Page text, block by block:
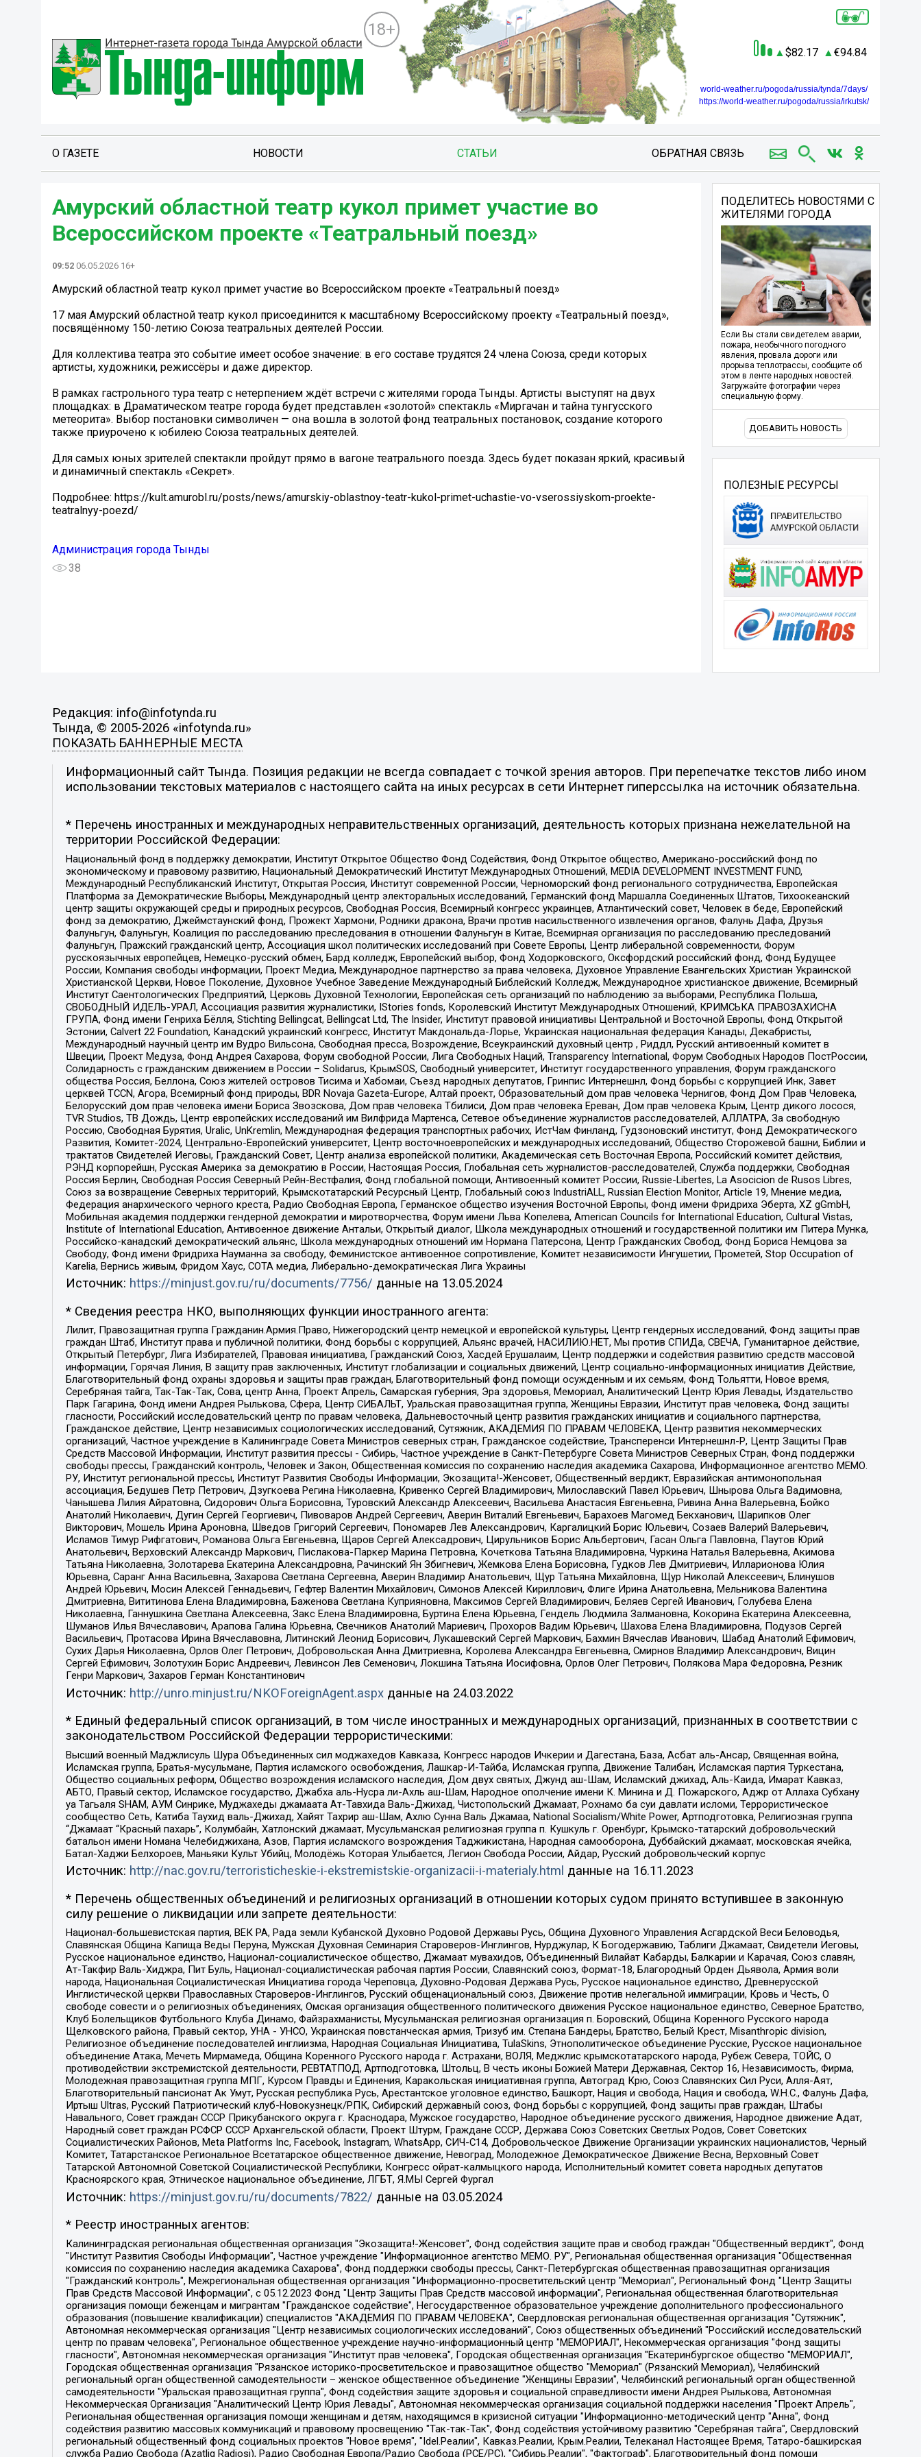
18+
82.17 94.84
world-weather.ru/pogoda/russia/tynda/7days/
https://world-weather.ru/pogoda/russia/irkutsk/
О ГАЗЕТЕ НОВОСТИ СТАТЬИ ОБРАТНАЯ СВЯЗЬ
Амурский областной театр кукол примет участие во
Всероссийском проекте «Театральный поезд»
09:52 06.05.2026 16+
Амурский областной театр кукол примет участие во Всероссийском проекте «Театральный поезд»
17 мая Амурский областной театр кукол присоединится к масштабному Всероссийскому проекту «Театральный поезд»,
посвящённому 150-летию Союза театральных деятелей России.
Для коллектива театра это событие имеет особое значение: в его составе трудятся 24 члена Союза, среди которых
артисты, художники, режиссёры и даже директор.
В рамках гастрольного тура театр с нетерпением ждёт встречи с жителями города Тынды. Артисты выступят на двух
площадках: в Драматическом театре города будет представлен «золотой» спектакль «Миргачан и тайна тунгусского
метеорита». Выбор постановки символичен — она вошла в золотой фонд театральных постановок, создание которого
также приурочено к юбилею Союза театральных деятелей.
Для самых юных зрителей спектакли пройдут прямо в вагоне театрального поезда. Здесь будет показан яркий, красивый
и динамичный спектакль «Секрет».
Подробнее: https://kult.amurobl.ru/posts/news/amurskiy-oblastnoy-teatr-kukol-primet-uchastie-vo-vserossiyskom-proekte-
teatralnyy-poezd/
Администрация города Тынды
38
ПОДЕЛИТЕСЬ НОВОСТЯМИ С
ЖИТЕЛЯМИ ГОРОДА
Если Вы стали свидетелем аварии,
пожара, необычного погодного
явления, провала дороги или
прорыва теплотрассы, сообщите об
этом в ленте народных новостей.
Загружайте фотографии через
специальную форму.
ДОБАВИТЬ НОВОСТЬ
ПОЛЕЗНЫЕ РЕСУРСЫ
Редакция: info@infotynda.ru
Тында, © 2005-2026 «infotynda.ru»
ПОКАЗАТЬ БАННЕРНЫЕ МЕСТА
Информационный сайт Тында. Позиция редакции не всегда совпадает с точкой зрения авторов. При перепечатке текстов либо ином
использовании текстовых материалов с настоящего сайта на иных ресурсах в сети Интернет гиперссылка на источник обязательна.
* Перечень иностранных и международных неправительственных организаций, деятельность которых признана нежелательной на
территории Российской Федерации:
Национальный фонд в поддержку демократии, Институт Открытое Общество Фонд Содействия, Фонд Открытое общество, Американо-российский фонд по
экономическому и правовому развитию, Национальный Демократический Институт Международных Отношений, MEDIA DEVELOPMENT INVESTMENT FUND,
Международный Республиканский Институт, Открытая Россия, Институт современной России, Черноморский фонд регионального сотрудничества, Европейская
Платформа за Демократические Выборы, Международный центр электоральных исследований, Германский фонд Маршалла Соединенных Штатов, Тихоокеанский
центр защиты окружающей среды и природных ресурсов, Свободная Россия, Всемирный конгресс украинцев, Атлантический совет, Человек в беде, Европейский
фонд за демократию, Джеймстаунский фонд, Прожект Хармони, Родники дракона, Врачи против насильственного извлечения органов, Фалунь Дафа, Друзья
Фалуньгун, Фалуньгун, Коалиция по расследованию преследования в отношении Фалуньгун в Китае, Всемирная организация по расследованию преследований
Фалуньгун, Пражский гражданский центр, Ассоциация школ политических исследований при Совете Европы, Центр либеральной современности, Форум
русскоязычных европейцев, Немецко-русский обмен, Бард колледж, Европейский выбор, Фонд Ходорковского, Оксфордский российский фонд, Фонд Будущее
России, Компания свободы информации, Проект Медиа, Международное партнерство за права человека, Духовное Управление Евангельских Христиан Украинской
Христианской Церкви, Новое Поколение, Духовное Учебное Заведение Международный Библейский Колледж, Международное христианское движение, Всемирный
Институт Саентологических Предприятий, Церковь Духовной Технологии, Европейская сеть организаций по наблюдению за выборами, Республика Польша,
СВОБОДНЫЙ ИДЕЛЬ-УРАЛ, Ассоциация развития журналистики, IStories fonds, Королевский Институт Международных Отношений, КРИМСЬКА ПРАВОЗАХИСНА
ГРУПА, Фонд имени Генриха Бёлля, Stichting Bellingcat, Bellingcat Ltd, The Insider, Институт правовой инициативы Центральной и Восточной Европы, Фонд Открытой
Эстонии, Calvert 22 Foundation, Канадский украинский конгресс, Институт Макдональда-Лорье, Украинская национальная федерация Канады, Декабристы,
Международный научный центр им Вудро Вильсона, Свободная пресса, Возрождение, Всеукраинский духовный центр , Риддл, Русский антивоенный комитет в
Швеции, Проект Медуза, Фонд Андрея Сахарова, Форум свободной России, Лига Свободных Наций, Transparеncy International, Форум Свободных Народов ПостРоссии,
Солидарность с гражданским движением в России – Solidarus, КрымSOS, Свободный университет, Институт государственного управления, Форум гражданского
общества Россия, Беллона, Союз жителей островов Тисима и Хабомаи, Съезд народных депутатов, Гринпис Интернешнл, Фонд борьбы с коррупцией Инк, Завет
церквей TCCN, Агора, Всемирный фонд природы, BDR Novaja Gazeta-Europe, Алтай проект, Образовательный дом прав человека Чернигов, Фонд Дом Прав Человека,
Белорусский дом прав человека имени Бориса Звозскова, Дом прав человека Тбилиси, Дом прав человека Ереван, Дом прав человека Крым, Центр дикого лосося,
TVR Studios, ТВ Дождь, Центр европейских исследований им Вилфрида Мартенса, Сетевое объединение журналистов расследователей, АЛЛАТРА, За свободную
Россию, Свободная Бурятия, Uralic, UnKremlin, Международная федерация транспортных рабочих, ИстЧам Финланд, Гудзоновский институт, Фонд Демократического
Развития, Комитет-2024, Центрально-Европейский университет, Центр восточноевропейских и международных исследований, Общество Сторожевой башни, Библии и
трактатов Свидетелей Иеговы, Гражданский Совет, Центр анализа европейской политики, Академическая сеть Восточная Европа, Российский комитет действия,
РЭНД корпорейшн, Русская Америка за демократию в России, Настоящая Россия, Глобальная сеть журналистов-расследователей, Служба поддержки, Свободная
Россия Берлин, Свободная Россия Северный Рейн-Вестфалия, Фонд глобальной помощи, Антивоенный комитет России, Russie-Libertes, La Asocicion de Rusos Libres,
Союз за возвращение Северных территорий, Крымскотатарский Ресурсный Центр, Глобальный союз IndustriALL, Russian Election Monitor, Article 19, Мнение медиа,
Федерация анархического черного креста, Радио Свободная Европа, Германское общество изучения Восточной Европы, Фонд имени Фридриха Эберта, XZ gGmbH,
Мобильная академия поддержки гендерной демократии и миротворчества, Форум имени Льва Копелева, American Councils for International Education, Cultural Vistas,
Institute of International Education, Антивоенное движение Антальи, Открытый диалог, Школа международных отношений и государственной политики им Питера Мунка,
Российско-канадский демократический альянс, Школа международных отношений им Нормана Патерсона, Центр Гражданских Свобод, Фонд Бориса Немцова за
Свободу, Фонд имени Фридриха Науманна за свободу, Феминистское антивоенное сопротивление, Комитет независимости Ингушетии, Прометей, Stop Occupation of
Karelia, Вернись живым, Фридом Хаус, СОТА медиа, Либерально-демократическая Лига Украины
Источник: https://minjust.gov.ru/ru/documents/7756/ данные на 13.05.2024
* Сведения реестра НКО, выполняющих функции иностранного агента:
Лилит, Правозащитная группа Гражданин.Армия.Право, Нижегородский центр немецкой и европейской культуры, Центр гендерных исследований, Фонд защиты прав
граждан Штаб, Институт права и публичной политики, Фонд борьбы с коррупцией, Альянс врачей, НАСИЛИЮ.НЕТ, Мы против СПИДа, СВЕЧА, Гуманитарное действие,
Открытый Петербург, Лига Избирателей, Правовая инициатива, Гражданский Союз, Хасдей Ерушалаим, Центр поддержки и содействия развитию средств массовой
информации, Горячая Линия, В защиту прав заключенных, Институт глобализации и социальных движений, Центр социально-информационных инициатив Действие,
Благотворительный фонд охраны здоровья и защиты прав граждан, Благотворительный фонд помощи осужденным и их семьям, Фонд Тольятти, Новое время,
Серебряная тайга, Так-Так-Так, Сова, центр Анна, Проект Апрель, Самарская губерния, Эра здоровья, Мемориал, Аналитический Центр Юрия Левады, Издательство
Парк Гагарина, Фонд имени Андрея Рылькова, Сфера, Центр СИБАЛЬТ, Уральская правозащитная группа, Женщины Евразии, Институт прав человека, Фонд защиты
гласности, Российский исследовательский центр по правам человека, Дальневосточный центр развития гражданских инициатив и социального партнерства,
Гражданское действие, Центр независимых социологических исследований, Сутяжник, АКАДЕМИЯ ПО ПРАВАМ ЧЕЛОВЕКА, Центр развития некоммерческих
организаций, Частное учреждение в Калининграде Совета Министров северных стран, Гражданское содействие, Трансперенси Интернешнл-Р, Центр Защиты Прав
Средств Массовой Информации, Институт развития прессы - Сибирь, Частное учреждение в Санкт-Петербурге Совета Министров Северных Стран, Фонд поддержки
свободы прессы, Гражданский контроль, Человек и Закон, Общественная комиссия по сохранению наследия академика Сахарова, Информационное агентство МЕМО.
РУ, Институт региональной прессы, Институт Развития Свободы Информации, Экозащита!-Женсовет, Общественный вердикт, Евразийская антимонопольная
ассоциация, Бедушев Петр Петрович, Дзугкоева Регина Николаевна, Кривенко Сергей Владимирович, Милославский Павел Юрьевич, Шнырова Ольга Вадимовна,
Чанышева Лилия Айратовна, Сидорович Ольга Борисовна, Туровский Александр Алексеевич, Васильева Анастасия Евгеньевна, Ривина Анна Валерьевна, Бойко
Анатолий Николаевич, Дугин Сергей Георгиевич, Пивоваров Андрей Сергеевич, Аверин Виталий Евгеньевич, Барахоев Магомед Бекханович, Шарипков Олег
Викторович, Мошель Ирина Ароновна, Шведов Григорий Сергеевич, Пономарев Лев Александрович, Каргалицкий Борис Юльевич, Созаев Валерий Валерьевич,
Исламов Тимур Рифгатович, Романова Ольга Евгеньевна, Щаров Сергей Алексадрович, Цирульников Борис Альбертович, Гасан Ольга Павловна, Паутов Юрий
Анатольевич, Верховский Александр Маркович, Пислакова-Паркер Марина Петровна, Кочеткова Татьяна Владимировна, Чуркина Наталья Валерьевна, Акимова
Татьяна Николаевна, Золотарева Екатерина Александровна, Рачинский Ян Збигневич, Жемкова Елена Борисовна, Гудков Лев Дмитриевич, Илларионова Юлия
Юрьевна, Саранг Анна Васильевна, Захарова Светлана Сергеевна, Аверин Владимир Анатольевич, Щур Татьяна Михайловна, Щур Николай Алексеевич, Блинушов
Андрей Юрьевич, Мосин Алексей Геннадьевич, Гефтер Валентин Михайлович, Симонов Алексей Кириллович, Флиге Ирина Анатольевна, Мельникова Валентина
Дмитриевна, Вититинова Елена Владимировна, Баженова Светлана Куприяновна, Максимов Сергей Владимирович, Беляев Сергей Иванович, Голубева Елена
Николаевна, Ганнушкина Светлана Алексеевна, Закс Елена Владимировна, Буртина Елена Юрьевна, Гендель Людмила Залмановна, Кокорина Екатерина Алексеевна,
Шуманов Илья Вячеславович, Арапова Галина Юрьевна, Свечников Анатолий Мариевич, Прохоров Вадим Юрьевич, Шахова Елена Владимировна, Подузов Сергей
Васильевич, Протасова Ирина Вячеславовна, Литинский Леонид Борисович, Лукашевский Сергей Маркович, Бахмин Вячеслав Иванович, Шабад Анатолий Ефимович,
Сухих Дарья Николаевна, Орлов Олег Петрович, Добровольская Анна Дмитриевна, Королева Александра Евгеньевна, Смирнов Владимир Александрович, Вицин
Сергей Ефимович, Золотухин Борис Андреевич, Левинсон Лев Семенович, Локшина Татьяна Иосифовна, Орлов Олег Петрович, Полякова Мара Федоровна, Резник
Генри Маркович, Захаров Герман Константинович
Источник: http://unro.minjust.ru/NKOForeignAgent.aspxданные на 24.03.2022
* Единый федеральный список организаций, в том числе иностранных и международных организаций, признанных в соответствии с
законодательством Российской Федерации террористическими:
Высший военный Маджлисуль Шура Объединенных сил моджахедов Кавказа, Конгресс народов Ичкерии и Дагестана, База, Асбат аль-Ансар, Священная война,
Исламская группа, Братья-мусульмане, Партия исламского освобождения, Лашкар-И-Тайба, Исламская группа, Движение Талибан, Исламская партия Туркестана,
Общество социальных реформ, Общество возрождения исламского наследия, Дом двух святых, Джунд аш-Шам, Исламский джихад, Аль-Каида, Имарат Кавказ,
АБТО, Правый сектор, Исламское государство, Джабха аль-Нусра ли-Ахль аш-Шам, Народное ополчение имени К. Минина и Д. Пожарского, Аджр от Аллаха Субхану
уа Тагьаля SHAM, АУМ Синрике, Муджахеды джамаата Ат-Тавхида Валь-Джихад, Чистопольский Джамаат, Рохнамо ба суи давлати исломи, Террористическое
сообщество Сеть, Катиба Таухид валь-Джихад, Хайят Тахрир аш-Шам, Ахлю Сунна Валь Джамаа, National Socialism/White Power, Артподготовка, Религиозная группа
“Джамаат “Красный пахарь”, Колумбайн, Хатлонский джамаат, Мусульманская религиозная группа п. Кушкуль г. Оренбург, Крымско-татарский добровольческий
батальон имени Номана Челебиджихана, Азов, Партия исламского возрождения Таджикистана, Народная самооборона, Дуббайский джамаат, московская ячейка,
Батал-Хаджи Белхороев, Маньяки Культ Убийц, Молодёжь Которая Улыбается, Легион Свобода России, Айдар, Русский добровольческий корпус
Источник: http://nac.gov.ru/terroristicheskie-i-ekstremistskie-organizacii-i-materialy.html данные на 16.11.2023
* Перечень общественных объединений и религиозных организаций в отношении которых судом принято вступившее в законную
силу решение о ликвидации или запрете деятельности:
Национал-большевистская партия, ВЕК РА, Рада земли Кубанской Духовно Родовой Державы Русь, Община Духовного Управления Асгардской Веси Беловодья,
Славянская Община Капища Веды Перуна, Мужская Духовная Семинария Староверов-Инглингов, Нурджулар, К Богодержавию, Таблиги Джамаат, Свидетели Иеговы,
Русское национальное единство, Национал-социалистическое общество, Джамаат мувахидов, Объединенный Вилайат Кабарды, Балкарии и Карачая, Союз славян,
Ат-Такфир Валь-Хиджра, Пит Буль, Национал-социалистическая рабочая партия России, Славянский союз, Формат-18, Благородный Орден Дьявола, Армия воли
народа, Национальная Социалистическая Инициатива города Череповца, Духовно-Родовая Держава Русь, Русское национальное единство, Древнерусской
Инглистической церкви Православных Староверов-Инглингов, Русский общенациональный союз, Движение против нелегальной иммиграции, Кровь и Честь, О
свободе совести и о религиозных объединениях, Омская организация общественного политического движения Русское национальное единство, Северное Братство,
Клуб Болельщиков Футбольного Клуба Динамо, Файзрахманисты, Мусульманская религиозная организация п. Боровский, Община Коренного Русского народа
Щелковского района, Правый сектор, УНА - УНСО, Украинская повстанческая армия, Тризуб им. Степана Бандеры, Братство, Белый Крест, Misanthropic division,
Религиозное объединение последователей инглиизма, Народная Социальная Инициатива, TulaSkins, Этнополитическое объединение Русские, Русское национальное
объединение Атака, Мечеть Мирмамеда, Община Коренного Русского народа г. Астрахани, ВОЛЯ, Меджлис крымскотатарского народа, Рубеж Севера, ТОЙС, О
противодействии экстремистской деятельности, РЕВТАТПОД, Артподготовка, Штольц, В честь иконы Божией Матери Державная, Сектор 16, Независимость, Фирма,
Молодежная правозащитная группа МПГ, Курсом Правды и Единения, Каракольская инициативная группа, Автоград Крю, Союз Славянских Сил Руси, Алля-Аят,
Благотворительный пансионат Ак Умут, Русская республика Русь, Арестантское уголовное единство, Башкорт, Нация и свобода, Нация и свобода, W.H.С., Фалунь Дафа,
Иртыш Ultras, Русский Патриотический клуб-Новокузнецк/РПК, Сибирский державный союз, Фонд борьбы с коррупцией, Фонд защиты прав граждан, Штабы
Навального, Совет граждан СССР Прикубанского округа г. Краснодара, Мужское государство, Народное объединение русского движения, Народное движение Адат,
Народный совет граждан РСФСР СССР Архангельской области, Проект Штурм, Граждане СССР, Держава Союз Советских Светлых Родов, Совет Советских
Социалистических Районов, Meta Platforms Inc, Facebook, Instagram, WhatsApp, СИЧ-С14, Добровольческое Движение Организации украинских националистов, Черный
Комитет, Татарстанское Региональное Всетатарское общественное движение, Невоград, Молодежное Демократическое Движение Весна, Верховный Совет
Татарской Автономной Советской Социалистической Республики, Конгресс ойрат-калмыцкого народа, Исполнительный комитет совета народных депутатов
Красноярского края, Этническое национальное объединение, ЛГБТ, Я.МЫ Сергей Фургал
Источник: https://minjust.gov.ru/ru/documents/7822/ данные на 03.05.2024
* Реестр иностранных агентов:
Калининградская региональная общественная организация "Экозащита!-Женсовет", Фонд содействия защите прав и свобод граждан "Общественный вердикт", Фонд "Институт Развития Свободы Информации", Частное учреждение "Информационное агентство МЕМО. РУ", Региональная общественная организация "Общественная комиссия по сохранению наследия академика Сахарова", Фонд поддержки свободы прессы, Санкт-Петербургская общественная правозащитная организация "Гражданский контроль", Межрегиональная общественная организация "Информационно-просветительский центр "Мемориал", Региональный Фонд "Центр Защиты Прав Средств Массовой Информации", с 05.12.2023 Фонд "Центр Защиты Прав Средств массовой информации", Региональная общественная благотворительная организация помощи беженцам и мигрантам "Гражданское содействие", Негосударственное образовательное учреждение дополнительного профессионального образования (повышение квалификации) специалистов "АКАДЕМИЯ ПО ПРАВАМ ЧЕЛОВЕКА", Свердловская региональная общественная организация "Сутяжник", Автономная некоммерческая организация "Центр независимых социологических исследований", Союз общественных объединений "Российский исследовательский центр по правам человека", Региональное общественное учреждение научно-информационный центр "МЕМОРИАЛ", Некоммерческая организация "Фонд защиты гласности", Автономная некоммерческая организация "Институт прав человека", Городская общественная организация "Екатеринбургское общество "МЕМОРИАЛ", Городская общественная организация "Рязанское историко-просветительское и правозащитное общество "Мемориал" (Рязанский Мемориал), Челябинский региональный орган общественной самодеятельности – женское общественное объединение "Женщины Евразии", Челябинский региональный орган общественной самодеятельности "Уральская правозащитная группа", Фонд содействия защите здоровья и социальной справедливости имени Андрея Рылькова, Автономная Некоммерческая Организация "Аналитический Центр Юрия Левады", Автономная некоммерческая организация социальной поддержки населения "Проект Апрель", Региональная общественная организация помощи женщинам и детям, находящимся в кризисной ситуации "Информационно-методический центр "Анна", Фонд содействия развитию массовых коммуникаций и правовому просвещению "Так-так-Так", Фонд содействия устойчивому развитию "Серебряная тайга", Свердловский региональный общественный фонд социальных проектов "Новое время", "Idel.Реалии", Кавказ.Реалии, Крым.Реалии, Телеканал Настоящее Время, Татаро-башкирская служба Радио Свобода (Azatliq Radiosi), Радио Свободная Европа/Радио Свобода (PCE/PC), "Сибирь.Реалии", "Фактограф", Благотворительный фонд помощи осужденным и их семьям, Автономная некоммерческая организация "Институт глобализации и социальных движений", Фонд "В защиту прав заключенных", Частное учреждение "Центр поддержки и содействия развитию средств массовой информации", Пензенский региональный общественный благотворительный фонд "Гражданский союз", "Север.Реалии", Некоммерческая организация Фонд "Правовая инициатива", Общество с ограниченной ответственностью "Радио Свободная Европа/Радио Свобода", Чешское информационное агентство "MEDIUM-ORIENT", Красноярская региональная общественная организация "Мы против СПИДа", Камалягин Денис Николаевич, Маркелов Сергей Евгеньевич, Пономарев Лев Александрович, Савицкая Людмила Алексеевна, Автономная некоммерческая организация "Центр по работе с проблемой насилия "НАСИЛИЮ.НЕТ", Межрегиональный профессиональный союз работников здравоохранения "Альянс врачей", Юридическое лицо, зарегистрированное в Латвийской Республике, SIA "Medusa Project" (регистрационный номер 40103797863, дата регистрации 10.06.2014), Некоммерческая организация "Фонд по борьбе с коррупцией", Автономная некоммерческая организация "Институт права и публичной политики", Баданин Роман Сергеевич, Гликин Максим Александрович, Железнова Мария Михайловна, Лукьянова Юлия Сергеевна, Маетная Елизавета Витальевна, Маняхин Петр Борисович, Чуракова Ольга Владимировна, Ярош Юлия Петровна, Юридическое лицо "The Insider SIA", зарегистрированное в Риге, Латвийская Республика (дата регистрации 26.06.2015), являющееся администратором доменного имени интернет-издания "The Insider SIA", https://theins.ru, Постернак Алексей Евгеньевич, Рубин Михаил Аркадьевич, Анин Роман Александрович, Юридическое лицо Istories fonds, зарегистрированное в Латвийской Республике (регистрационный номер 50008295751, дата регистрации 24.02.2020), Великовский Дмитрий Александрович, Долинина Ирина Николаевна, Мароховская Алеся Алексеевна, Шлейнов Роман Юрьевич, Шмагун Олеся Валентиновна, Общество с ограниченной ответственностью "Альтаир 2021", Общество с ограниченной ответственностью "Вега 2021", Общество с ограниченной ответственностью "Главный редактор 2021", Общество с ограниченной ответственностью "Ромашки монолит", Важенков Артем Валерьевич, Ивановская областная общественная организация "Центр гендерных исследований", Гурман Юрий Альбертович, Медиапроект "ОВД-Инфо", Егоров Владимир Владимирович, Жилинский Владимир Александрович, Общество с ограниченной ответственностью "ЗП", Иванова София Юрьевна, Карезина Инна Павловна, Кильтау Екатерина Викторовна, Петров Алексей Викторович, Пискунов Сергей Евгеньевич, Смирнов Сергей Сергеевич, Тихонов Михаил Сергеевич, Общество с ограниченной ответственностью "ЖУРНАЛИСТ-ИНОСТРАННЫЙ АГЕНТ", Арапова Галина Юрьевна, Вольтская Татьяна Анатольевна, Американская компания "Mason G.E.S. Anonymous Foundation" (США), являющаяся владельцем интернет-издания https://mnews.world/, Компания "Stichting Bellingcat", зарегистрированная в Нидерландах (дата регистрации 11.07.2018), Захаров Андрей Вячеславович, Клепиковская Екатерина Дмитриевна, Общество с ограниченной ответственностью "МЕМО", Перл Роман Александрович, Симонов Евгений Алексеевич, Соловьева Елена Анатольевна, Сотников Даниил Владимирович, Сурначева Елизавета Дмитриевна, Автономная некоммерческая организация по защите прав человека и информированию населения "Якутия – Наше Мнение", Общество с ограниченной ответственностью "Москоу диджитал медиа", с 26.01.2023 Общество с ограниченной ответственностью "Чайка Белые сады", Ветошкина Валерия Валерьевна, Заговора Максим Александрович, Межрегиональное общественное движение "Российская ЛГБТ - сеть", Оленичев Максим Владимирович, Павлов Иван Юрьевич, Скворцова Елена Сергеевна, Общество с ограниченной ответственностью "Как бы инагент", Кочетков Игорь Викторович, Общество с ограниченной ответственностью "Честные выборы", Еланчик Олег Александрович, Общество с ограниченной ответственностью "Нобелевский призыв", Гималова Регина Эмилевна, Григорьев Андрей Валерьевич, Григорьева Алина Александровна, Ассоциация по содействию защите прав призывников, альтернативнослужащих и военнослужащих "Правозащитная группа "Гражданин.Армия.Право", Хисамова Регина Фаритовна, Автономная некоммерческая организация по реализации социально-правовых программ "Лилит", Дальневосточное общественное движение "Маяк", Санкт-Петербургская ЛГБТ-инициативная группа "Выход", Инициативная группа ЛГБТ+ "Реверс", Алексеев Андрей Викторович, Бекбулатова Таисия Львовна, Беляев Иван Михайлович, Владыкина Елена Сергеевна, Гельман Марат Александрович, Никульшина Вероника Юрьевна, Толоконникова Надежда Андреевна, Шендерович Виктор Анатольевич, Общество с ограниченной ответственностью "Данное сообщение", Общество с ограниченной ответственностью Издательский дом "Новая глава", Айнбиндер Александра Александровна, Московский комьюнити-центр для ЛГБТ+инициатив, Благотворительный фонд развития филантропии, Deutsche Welle (Германия, Kurt-Schumacher-Strasse 3, 53113 Bonn), Борзунова Мария Михайловна, Воробьев Виктор Викторович, Голубева Анна Львовна, Константинова Алла Михайловна, Малкова Ирина Владимировна, Мурадов Мурад Абдулгалимович, Осетинская Елизавета Николаевна, Понасенков Евгений Николаевич, Ганапольский Матвей Юрьевич, Киселев Евгений Алексеевич, Борухович Ирина Григорьевна, Дремин Иван Тимофеевич, Дубровский Дмитрий Викторович, Красноярская региональная общественная организация поддержки и развития альтернативных образовательных технологий и межкультурных коммуникаций "ИНТЕРРА", Маяковская Екатерина Алексеевна, Фейгин Марк Захарович, Филимонов Андрей Викторович, Дзугкоева Регина Николаевна, Доброхотов Роман Александрович, Дудь Юрий Александрович, Елкин Сергей Владимирович, Кругликов Кирилл Игоревич, Сабунаева Мария Леонидовна, Семенов Алексей Владимирович, Шаинян Карен Багратович, Шульман Екатерина Михайловна, Асафьев Артур Валерьевич, Вахштайн Виктор Семенович, Венедиктов Алексей Алексеевич, Лушникова Екатерина Евгеньевна, Волков Леонид Михайлович, Невзоров Александр Глебович, Пархоменко Сергей Борисович, Сироткин Ярослав Николаевич, Кара-Мурза Владимир Владимирович, Баранова Наталья Владимировна, Гозман Леонид Яковлевич, Кагарлицкий Борис Юльевич, Климарев Михаил Валерьевич, Милов Владимир Станиславович, Автономная некоммерческая организация Краснодарский центр современного искусства "Типография", Моргенштерн Алишер Тагирович, Соболь Любовь Эдуардовна, Общество с ограниченной ответственностью "ЛИЗА НОРМ", Каспаров Гарри Кимович, Ходорковский Михаил Борисович, Общество с ограниченной ответственностью "Апрельские тезисы", Данилович Ирина Брониславовна, Кашин Олег Владимирович, Петров Николай Владимирович, Пивоваров Алексей Владимирович, Соколов Михаил Владимирович, Цветкова Юлия Владимировна, Чичваркин Евгений Александрович, Комитет против пыток/Команда против пыток, Общество с ограниченной ответственностью "Первый научный", Общество с ограниченной ответственностью "Вертолет и ко", Белоцерковская Вероника Борисовна, Кац Максим Евгеньевич, Лазарева Татьяна Юрьевна, Шаведдинов Руслан Табризович, Яшин Илья Валерьевич, Общество с ограниченной ответственностью "Иноагент ААВ", Алешковский Дмитрий Петрович, Альбац Евгения Марковна, Быков Дмитрий Львович, Галямина Юлия Евгеньевна, Лойко Сергей Леонидович, Мартынов Кирилл Константинович, Медведев Сергей Александрович, Крашенинников Федор Геннадиевич, Гордеева Катерина Вл